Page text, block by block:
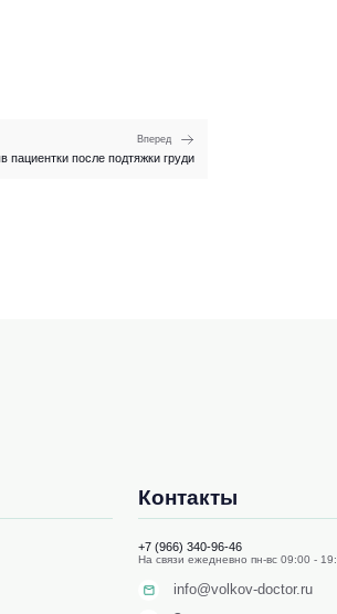
Вперед
пациентки после подтяжки груди
Контакты
+7 (966) 340-96-46
На связи ежедневно пн-вс 09:00 -
info@volkov-doctor.ru